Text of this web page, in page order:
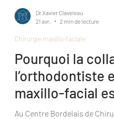
Pourquoi la
l’orthodontiste
maxillo-facial
chirurgie
Au Centre Bordelais de
Chirurgie maxillo-faciale
Dr Xavier Claveleau
21 avr.
2 min de lecture